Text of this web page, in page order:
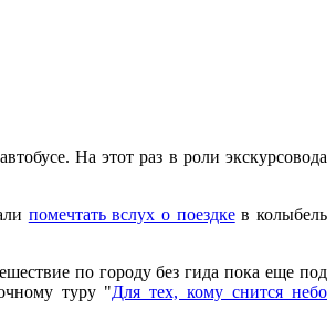
На этот раз в роли экскурсовода
помечтать вслух о поездкев колыбель
по городу без гида пока еще под
туру "Для тех, кому снится небо